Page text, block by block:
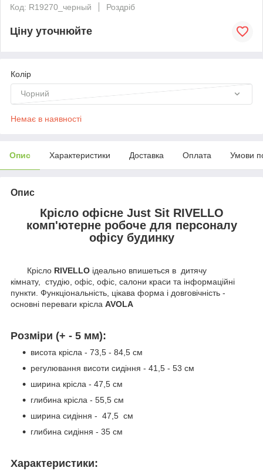
Код: R19270_черный
Роздріб
Ціну уточнюйте
Колір
Чорний
Немає в наявності
Опис Характеристики Доставка Оплата Умови
Опис
Крісло офісне Just Sit RIVELLO
комп'ютерне робоче для персоналу
офісу будинку
Крісло RIVELLO ідеально впишеться в дитячу
кімнату, студію, офіс, офіс, салони краси та інформаційні
пункти. Функціональність, цікава форма і довговічність -
основні переваги крісла AVOLA
Розміри (+ - 5 мм):
висота крісла - 73,5 - 84,5 см
регулювання висоти сидіння - 41,5 - 53 см
ширина крісла - 47,5 см
глибина крісла - 55,5 см
ширина сидіння - 47,5 см
глибина сидіння - 35 см
Характеристики: